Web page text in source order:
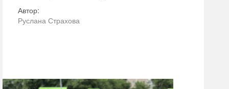
Автор:
Руслана Страхова